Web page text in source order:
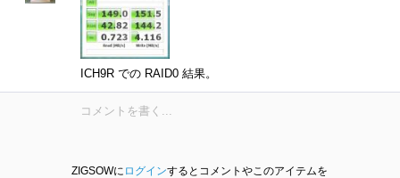
ICH9R での RAID0 結果。
ZIGSOWに ログインするとコメントやこのアイテムを